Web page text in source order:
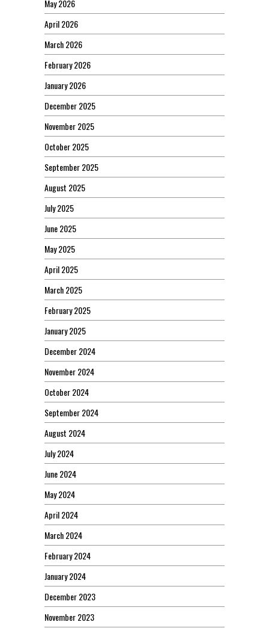
May 2026
April 2026
March 2026
February 2026
January 2026
December 2025
November 2025
October 2025
September 2025
August 2025
July 2025
June 2025
May 2025
April 2025
March 2025
February 2025
January 2025
December 2024
November 2024
October 2024
September 2024
August 2024
July 2024
June 2024
May 2024
April 2024
March 2024
February 2024
January 2024
December 2023
November 2023